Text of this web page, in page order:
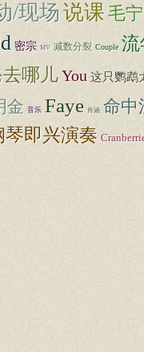
/现场说课毛宁
密宗 MV 减数分裂 Couple 流
哪儿You 这只鹦鹉
金 音乐 Faye 肖涵 命中
琴即兴演奏